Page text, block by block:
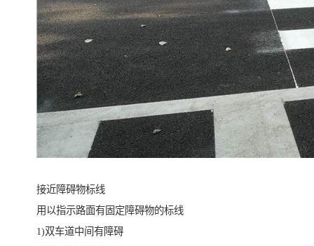
接近障碍物标线
用以指示路面有固定障碍物的标线
1)双车道中间有障碍